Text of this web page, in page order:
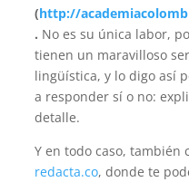
(http://
. No es su única labor,
tienen un maravilloso
lingüística, y lo digo así
a responder sí o no:
detalle.
Y en todo caso, también
redacta.co, donde te